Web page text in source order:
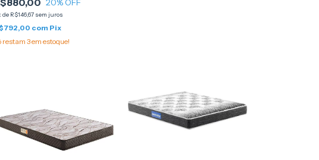
de R$146,67 sem juros
com Pix
restam3em estoque!